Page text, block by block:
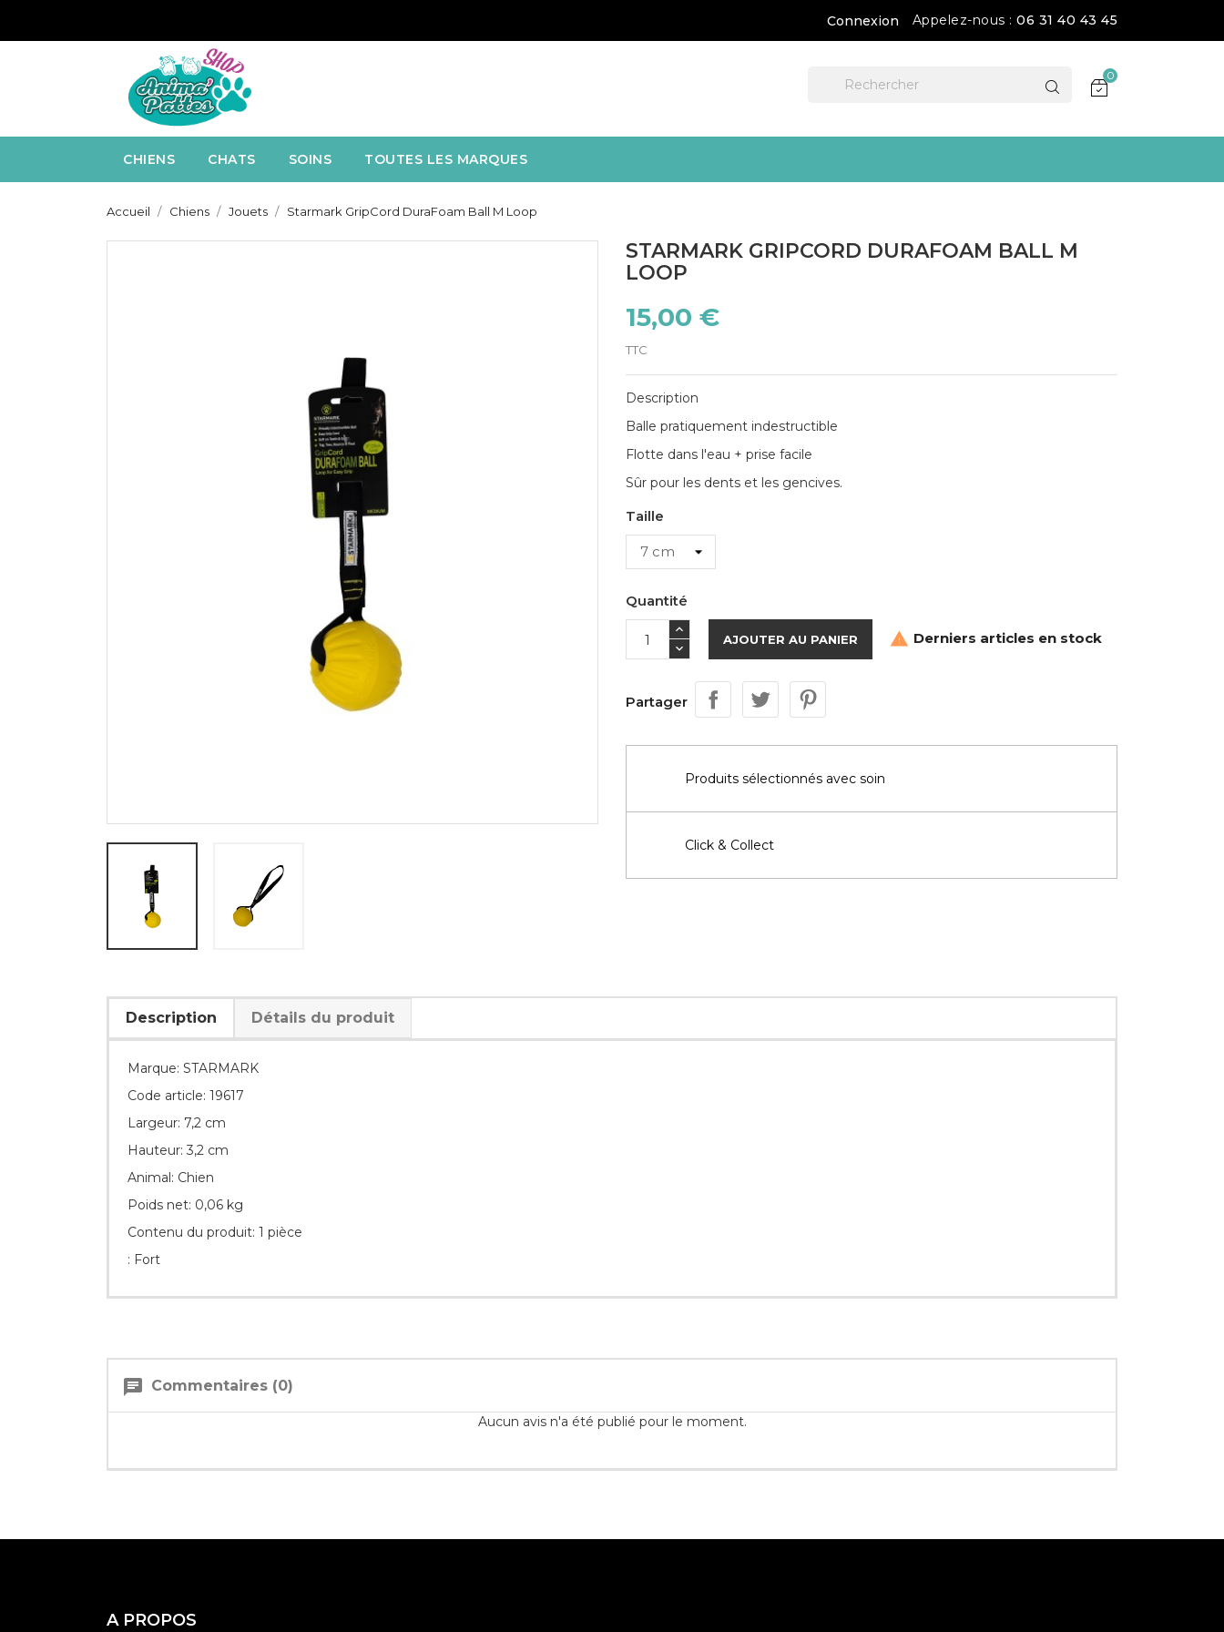
Connexion Appelez-nous : 06 31 40 43 45
0
CHIENS CHATS SOINS TOUTES LES MARQUES
Accueil Chiens Jouets Starmark GripCord DuraFoam Ball M Loop
STARMARK GRIPCORD DURAFOAM BALL M
LOOP
15,00 €
TTC
Description
Balle pratiquement indestructible
Flotte dans l'eau + prise facile
Sûr pour les dents et les gencives.
Taille
Quantité
AJOUTER AU PANIER  Derniers articles en stock
Partager
Produits sélectionnés avec soin
Click & Collect
Description Détails du produit
Marque: STARMARK
Code article: 19617
Largeur: 7,2 cm
Hauteur: 3,2 cm
Animal: Chien
Poids net: 0,06 kg
Contenu du produit: 1 pièce
: Fort
chat Commentaires (0)
Aucun avis n'a été publié pour le moment.
A PROPOS